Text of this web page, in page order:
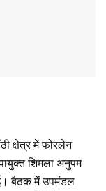
क्षेत्र में फोरलेन
शिमला अनुपम
बैठक में उपमंडल